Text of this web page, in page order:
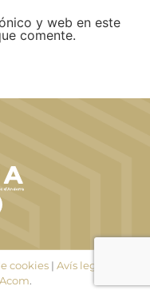
y web en este
comente.
cookies| Avís legal
Acom.